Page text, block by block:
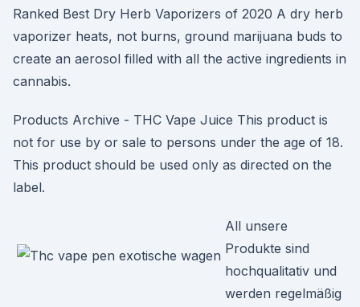
Ranked Best Dry Herb Vaporizers of 2020 A dry herb
vaporizer heats, not burns, ground marijuana buds to
create an aerosol filled with all the active ingredients in
cannabis.
Products Archive - THC Vape Juice This product is
not for use by or sale to persons under the age of 18.
This product should be used only as directed on the
label.
All unsere
Produkte sind
hochqualitativ und
werden regelmäßig